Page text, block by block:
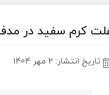
کرم سفید در
تاریخ انتشار: 2 مهر 1404